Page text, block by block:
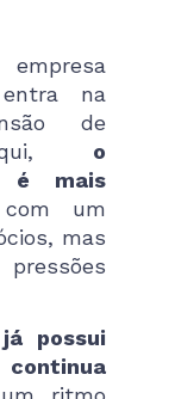
na
de
o
é mais
um
mas
possui